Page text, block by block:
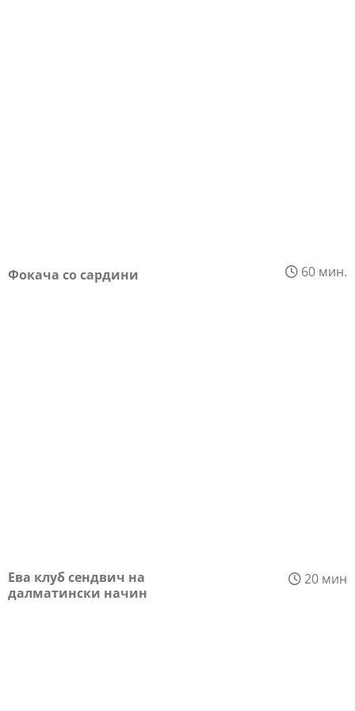
Фокача со сардини 60 мин.
Ева клуб сендвич на
далматински начин
20 мин